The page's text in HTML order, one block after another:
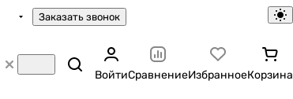
Заказать звонок
ВойтиСравнениеИзбранноеКорзина